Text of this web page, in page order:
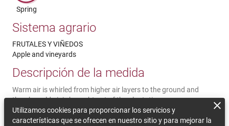
Spring
Sistema agrario
FRUTALES Y VIÑEDOS
Apple and vineyards
Descripción de la medida
Warm air is whirled from higher air layers to the ground and
thereby cold air is brought out of the plantation
Comentarios sobre la sostenibilidad
Utilizamos cookies para proporcionar los servicios y
características que se ofrecen en nuestro sitio y para mejorar la